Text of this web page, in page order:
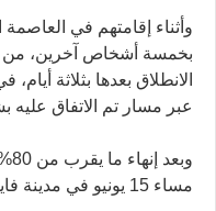
وأثناء إقامتهم في
بخمسة أشخاص آخرين، من
عبر مسار تم الاتفاق
مساء 15 يونيو في مدينة فايا.